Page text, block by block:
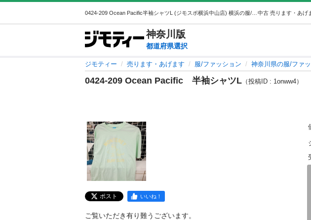
中古 売ります・あげ
神奈川 版
都道府県選択
ジモティー 売ります・あげます 服/ファッション 神奈川県の服/ファ
0424-209 Ocean Pacific 半袖シャツL （投稿ID : 1onww4）
ポスト いいね！
ご覧いただき有り難うございます。